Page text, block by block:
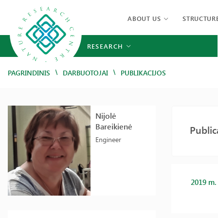
ABOUT US
RESEARCH
PAGRINDINIS / DARBUOTOJAI / PUBLIKACIJOS
Nijolė
Bareikienė
Engineer
2019 m.